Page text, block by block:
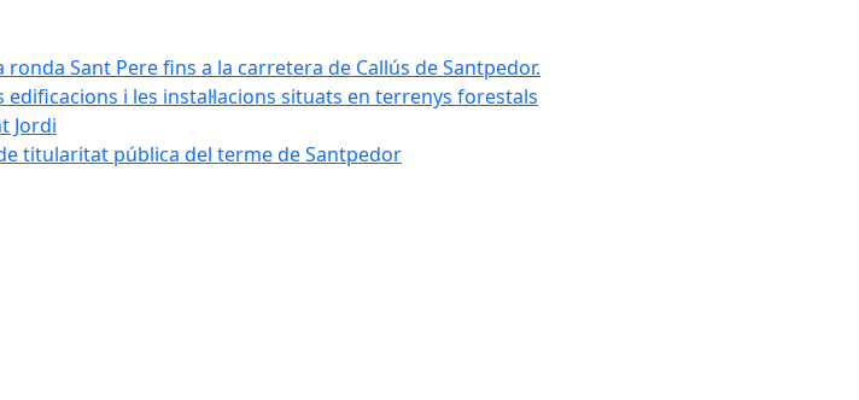
Sant Pere fins a la carretera de Callús de Santpedor.
i les instal·lacions situats en terrenys forestals
Jordi
titularitat pública del terme de Santpedor